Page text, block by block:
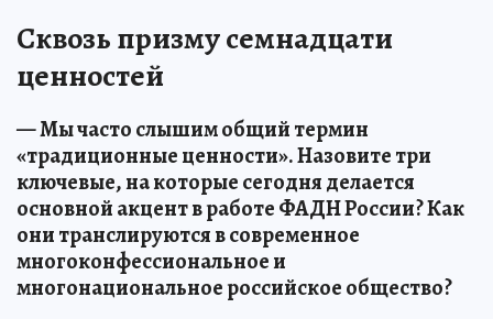
Сквозь призму семнадцати
ценностей
— Мы часто слышим общий термин
«традиционные ценности». Назовите три
ключевые, на которые сегодня делается
основной акцент в работе ФАДН России? Как
они транслируются в современное
многоконфессиональное и
многонациональное российское общество?